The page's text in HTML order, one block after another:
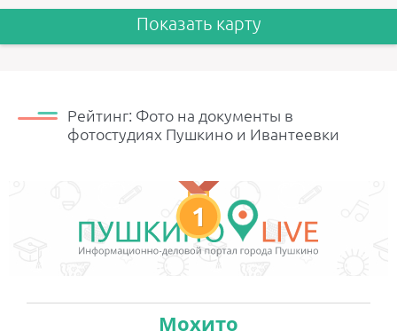
Показать карту
Рейтинг: Фото на документы в
фотостудиях Пушкино и Ивантеевки
1
Мохито